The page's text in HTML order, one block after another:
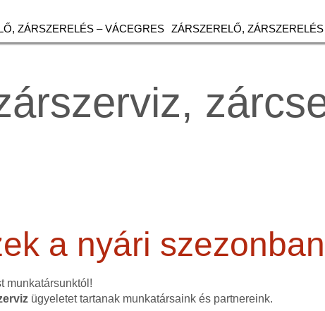
ZÁRSZERELÉS – VÁCEGRES ZÁRSZERELŐ,
a nyári
munkatársunktól!
ügyeletet tartanak munkatársaink és partnereink.